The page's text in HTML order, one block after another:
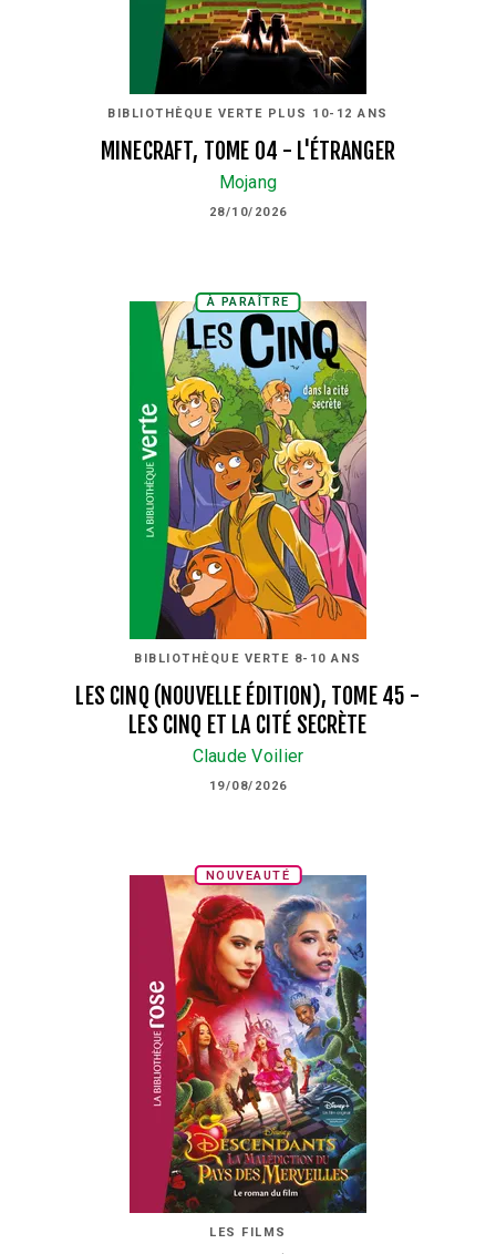
BIBLIOTHÈQUE VERTE PLUS 10-12 ANS
MINECRAFT, TOME 04 - L'ÉTRANGER
Mojang
28/10/2026
À PARAÎTRE
BIBLIOTHÈQUE VERTE 8-10 ANS
LES CINQ (NOUVELLE ÉDITION), TOME 45 -
LES CINQ ET LA CITÉ SECRÈTE
Claude Voilier
19/08/2026
NOUVEAUTÉ
LES FILMS